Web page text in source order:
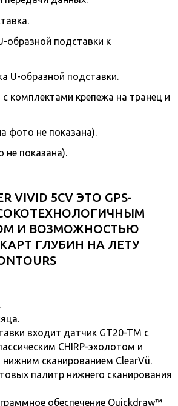
образной подставки к
U-образной подставки.
комплектами крепежа на транец и
фото не показана).
не показана).
VIVID 5CV ЭТО GPS-
И ВОЗМОЖНОСТЬЮ
ГЛУБИН НА ЛЕТУ
входит датчик GT20-TM с
CHIRP-эхолотом и
сканированием ClearVü.
палитр нижнего сканирования
обеспечение Quickdraw™